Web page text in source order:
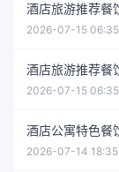
酒店旅游推荐餐
2026-07-15 06:35
酒店旅游推荐餐
2026-07-15 06:35
酒店公寓特色餐
2026-07-14 18:35